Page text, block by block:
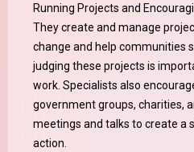
Running Projects and
They create and manage
change and help communities
judging these projects is
work. Specialists also
government groups, charities,
meetings and talks to create a
action.